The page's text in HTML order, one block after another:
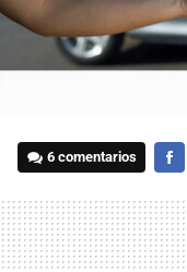
6 comentarios